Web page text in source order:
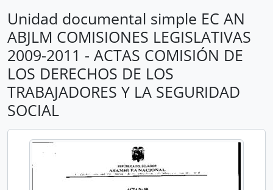
Unidad documental simple EC AN
ABJLM COMISIONES LEGISLATIVAS
2009-2011 - ACTAS COMISIÓN DE
LOS DERECHOS DE LOS
TRABAJADORES Y LA SEGURIDAD
SOCIAL